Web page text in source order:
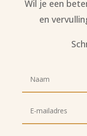
Wil je een
en